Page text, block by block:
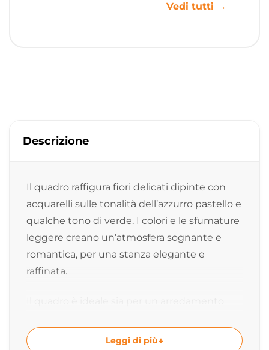
Vedi tutti →
Descrizione
Il quadro raffigura fiori delicati dipinte con
acquarelli sulle tonalità dell’azzurro pastello e
qualche tono di verde. I colori e le sfumature
leggere creano un’atmosfera sognante e
romantica, per una stanza elegante e
raffinata.
sensazione di pace e tranquillità.
Leggi di più